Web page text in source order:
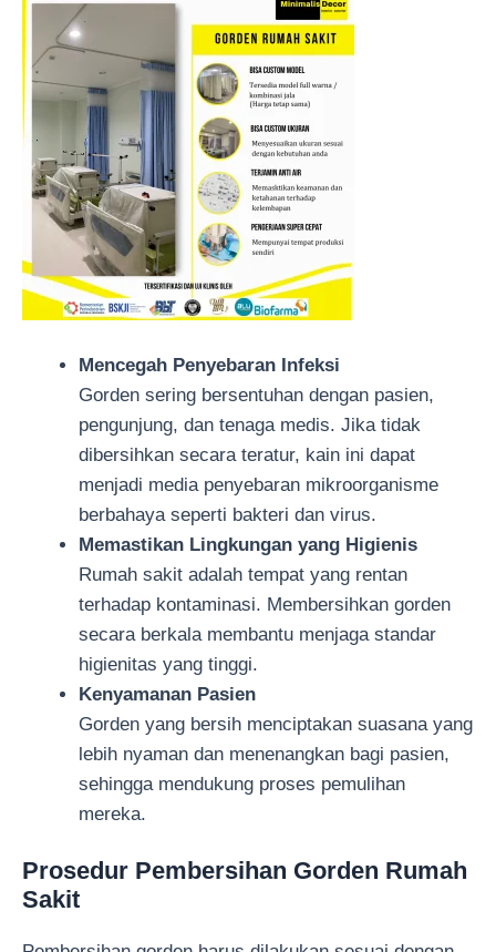
Mencegah Penyebaran Infeksi
Gorden sering bersentuhan dengan pasien,
pengunjung, dan tenaga medis. Jika tidak
dibersihkan secara teratur, kain ini dapat
menjadi media penyebaran mikroorganisme
berbahaya seperti bakteri dan virus.
Memastikan Lingkungan yang Higienis
Rumah sakit adalah tempat yang rentan
terhadap kontaminasi. Membersihkan gorden
secara berkala membantu menjaga standar
higienitas yang tinggi.
Kenyamanan Pasien
Gorden yang bersih menciptakan suasana yang
lebih nyaman dan menenangkan bagi pasien,
sehingga mendukung proses pemulihan
mereka.
Prosedur Pembersihan Gorden Rumah
Sakit